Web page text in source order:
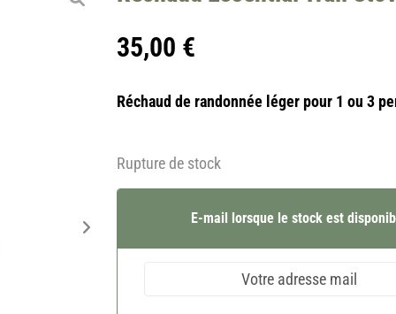
35,00 €
Réchaud de randonnée léger pour 1 ou 3
Rupture de stock
E-mail lorsque le stock est